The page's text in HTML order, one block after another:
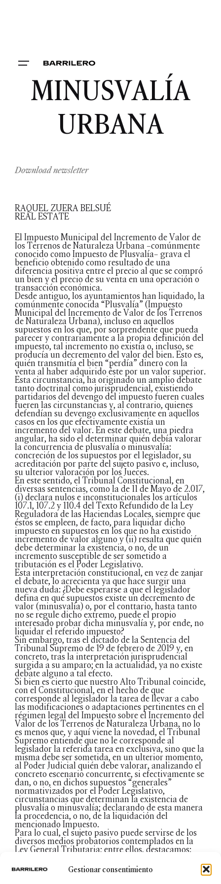
Gestionar consentimiento
MINUSVALÍA
URBANA
Download newsletter
RAQUEL ZUERA BELSUÉ
REAL ESTATE
El Impuesto Municipal del Incremento de Valor de
los Terrenos de Naturaleza Urbana –comúnmente
conocido como Impuesto de Plusvalía– grava el
beneficio obtenido como resultado de una
diferencia positiva entre el precio al que se compró
un bien y el precio de su venta en una operación o
transacción económica.
Desde antiguo, los ayuntamientos han liquidado, la
comúnmente conocida “Plusvalía” (Impuesto
Municipal del Incremento de Valor de los Terrenos
de Naturaleza Urbana), incluso en aquellos
supuestos en los que, por sorprendente que pueda
parecer y contrariamente a la propia definición del
impuesto, tal incremento no existía o, incluso, se
producía un decremento del valor del bien. Esto es,
quién transmitía el bien “perdía” dinero con la
venta al haber adquirido éste por un valor superior.
Esta circunstancia, ha originado un amplio debate
tanto doctrinal como jurisprudencial, existiendo
partidarios del devengo del impuesto fueren cuales
fueren las circunstancias y, al contrario, quienes
defendían su devengo exclusivamente en aquellos
casos en los que efectivamente existía un
incremento del valor. En este debate, una piedra
angular, ha sido el determinar quién debía valorar
la concurrencia de plusvalía o minusvalía:
concreción de los supuestos por el legislador, su
acreditación por parte del sujeto pasivo e, incluso,
su ulterior valoración por los Jueces.
En este sentido, el Tribunal Constitucional, en
diversas sentencias, como la de 11 de Mayo de 2.017,
(i) declara nulos e inconstitucionales los artículos
107.1, 107.2 y 110.4 del Texto Refundido de la Ley
Reguladora de las Haciendas Locales, siempre que
éstos se empleen, de facto, para liquidar dicho
impuesto en supuestos en los que no ha existido
incremento de valor alguno y (ii) resalta que quién
debe determinar la existencia, o no, de un
incremento susceptible de ser sometido a
tributación es el Poder Legislativo.
Esta interpretación constitucional, en vez de zanjar
el debate, lo acrecienta ya que hace surgir una
nueva duda: ¿Debe esperarse a que el legislador
defina en qué supuestos existe un decremento de
valor (minusvalía) o, por el conttario, hasta tanto
no se regule dicho extremo, puede el propio
interesado probar dicha minusvalía y, por ende, no
liquidar el referido impuesto?
Sin embargo, tras el dictado de la Sentencia del
Tribunal Supremo de 19 de febrero de 2019 y, en
concreto, tras la interpretación jurisprudencial
surgida a su amparo; en la actualidad, ya no existe
debate alguno a tal efecto.
Si bien es cierto que nuestro Alto Tribunal coincide,
con el Constitucional, en el hecho de que
corresponde al legislador la tarea de llevar a cabo
las modificaciones o adaptaciones pertinentes en el
régimen legal del Impuesto sobre el Incremento del
Valor de los Terrenos de Naturaleza Urbana, no lo
es menos que, y aquí viene la novedad, el Tribunal
Supremo entiende que no le corresponde al
legislador la referida tarea en exclusiva, sino que la
misma debe ser sometida, en un ulterior momento,
al Poder Judicial quién debe valorar, analizando el
concreto escenario concurrente, si efectivamente se
dan, o no, en dichos supuestos “generales”
normativizados por el Poder Legislativo,
circunstancias que determinan la existencia de
plusvalía o minusvalía; declarando de esta manera
la procedencia, o no, de la liquidación del
mencionado Impuesto.
Para lo cual, el sujeto pasivo puede servirse de los
diversos medios probatorios contemplados en la
Ley General Tributaria; entre ellos, destacamos:
apreciar, al menos, indicios de la existencia, o
inexistencia, del incremento de valor de los bienes.